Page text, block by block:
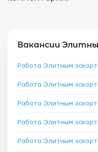
Вакансии
Работа Элитным
Работа Элитным
Работа Элитным
Работа Элитным
Работа Элитным